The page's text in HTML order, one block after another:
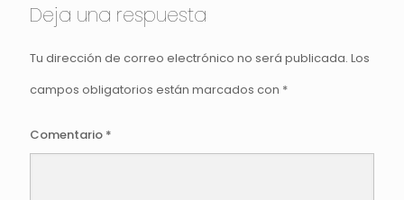
Deja una respuesta
Tu dirección de correo electrónico no será publicada. Los
campos obligatorios están marcados con *
Comentario *